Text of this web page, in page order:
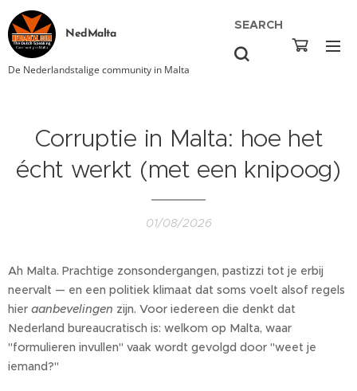
NedMalta
De Nederlandstalige community in Malta
SEARCH
Corruptie in Malta: hoe het
écht werkt (met een knipoog)
01/08/2026
Ah Malta. Prachtige zonsondergangen, pastizzi tot je erbij
neervalt — en een politiek klimaat dat soms voelt alsof regels
hier aanbevelingen zijn. Voor iedereen die denkt dat
Nederland bureaucratisch is: welkom op Malta, waar
"formulieren invullen" vaak wordt gevolgd door "weet je
iemand?" 😅